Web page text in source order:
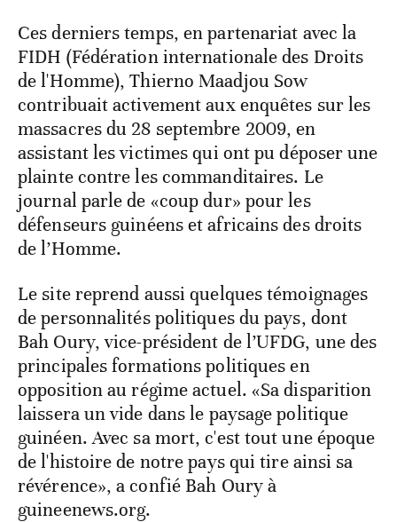
Ces derniers temps, en partenariat avec la
FIDH (Fédération internationale des Droits
de l'Homme), Thierno Maadjou Sow
contribuait activement aux enquêtes sur les
massacres du 28 septembre 2009, en
assistant les victimes qui ont pu déposer une
plainte contre les commanditaires. Le
journal parle de «coup dur» pour les
défenseurs guinéens et africains des droits
de l’Homme.
Le site reprend aussi quelques témoignages
de personnalités politiques du pays, dont
Bah Oury, vice-président de l’UFDG, une des
principales formations politiques en
opposition au régime actuel. «Sa disparition
laissera un vide dans le paysage politique
guinéen. Avec sa mort, c'est tout une époque
de l'histoire de notre pays qui tire ainsi sa
révérence», a confié Bah Oury à
guineenews.org.